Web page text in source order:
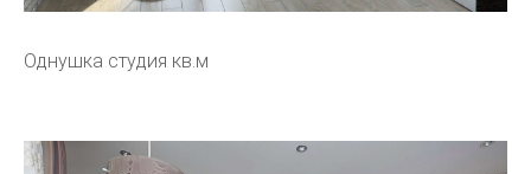
Однушка студия кв.м